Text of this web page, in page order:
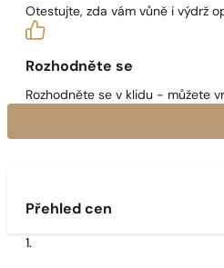
Otestujte, zda vám vůně i výdrž
Rozhodněte se
Rozhodněte se v klidu - můžete
Přehled cen